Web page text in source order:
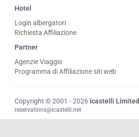
Hotel
Login albergatori
Richiesta Affiliazione
Partner
Agenzie Viaggio
Programma di Affiliazione siti web
Copyright © 2001 - 2026 Icastelli Limited
reservations@icastelli.net